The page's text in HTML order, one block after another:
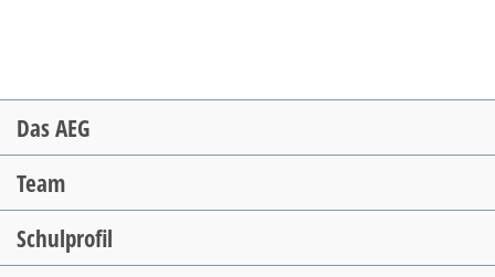
Navigation
überspringen
Das AEG
Team
Schulprofil